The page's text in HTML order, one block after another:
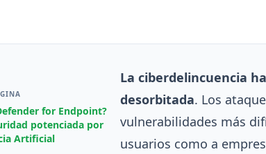
for Endpoint?
potenciada por
Artificial
La ciberdelincuencia
desorbitada. Los
vulnerabilidades más
usuarios como a